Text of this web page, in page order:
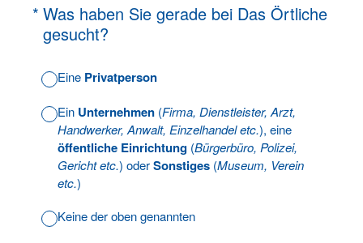
* Was haben Sie gerade bei Das Örtliche
gesucht?
(Erforderlich.)
Eine Privatperson
Ein Unternehmen (Firma, Dienstleister, Arzt,
Handwerker, Anwalt, Einzelhandel etc.), eine
öffentliche Einrichtung (Bürgerbüro, Polizei,
Gericht etc.) oderSonstiges (Museum, Verein
etc.)
Keine der oben genannten